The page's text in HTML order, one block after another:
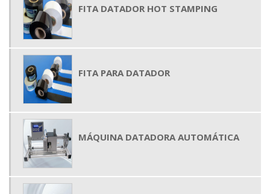
FITA DATADOR HOT STAMPING
FITA PARA DATADOR
MÁQUINA DATADORA AUTOMÁTICA